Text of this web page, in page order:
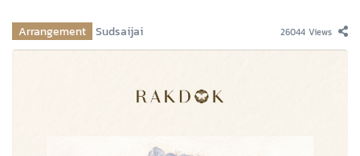
Arrangement Sudsaijai 26044 Views